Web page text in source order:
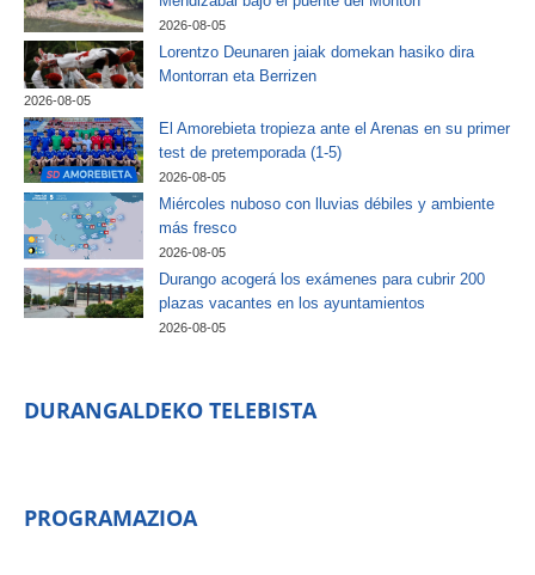
2026-08-05
Lorentzo Deunaren jaiak domekan hasiko dira
Montorran eta Berrizen
2026-08-05
El Amorebieta tropieza ante el Arenas en su primer
test de pretemporada (1-5)
2026-08-05
Miércoles nuboso con lluvias débiles y ambiente
más fresco
2026-08-05
Durango acogerá los exámenes para cubrir 200
plazas vacantes en los ayuntamientos
2026-08-05
DURANGALDEKO TELEBISTA
PROGRAMAZIOA